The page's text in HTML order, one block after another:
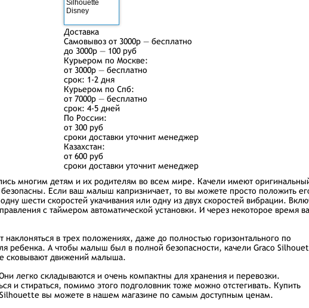
Доставка
Самовывоз от 3000р — бесплатно
до 3000р — 100 руб
Курьером по Москве:
от 3000р — бесплатно
срок: 1-2 дня
Курьером по Спб:
от 7000р — бесплатно
срок: 4-5 дней
По России:
от 300 руб
сроки доставки уточнит менеджер
Казахстан:
от 600 руб
сроки доставки уточнит менеджер
многим детям и их родителям во всем мире. Качели имеют
Если ваш малыш капризничает, то вы можете просто положить
шести скоростей укачивания или одну из двух скоростей вибрации.
с таймером автоматической установки. И через некоторое время
в трех положениях, даже до полностью горизонтального по
ребенка. А чтобы малыш был в полной безопасности, качели Graco
сковывают движений малыша.
легко складываются и очень компактны для хранения и перевозки.
и стираться, помимо этого подголовник тоже можно отстегивать. Купить
вы можете в нашем магазине по самым доступным ценам.